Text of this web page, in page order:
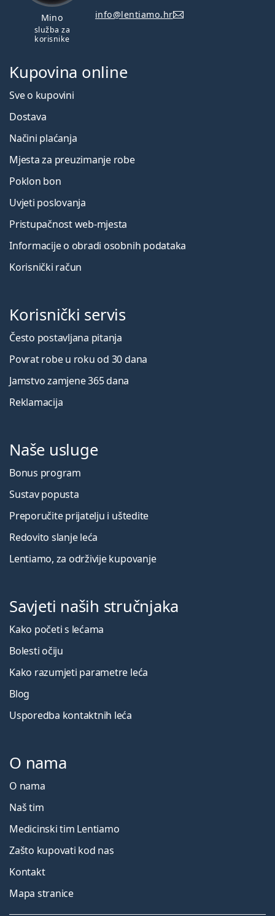
Mino
služba za
korisnike
info@lentiamo.hr
Kupovina online
Sve o kupovini
Dostava
Načini plaćanja
Mjesta za preuzimanje robe
Poklon bon
Uvjeti poslovanja
Pristupačnost web-mjesta
Informacije o obradi osobnih podataka
Korisnički račun
Korisnički servis
Često postavljana pitanja
Povrat robe u roku od 30 dana
Jamstvo zamjene 365 dana
Reklamacija
Naše usluge
Bonus program
Sustav popusta
Preporučite prijatelju i uštedite
Redovito slanje leća
Lentiamo, za održivije kupovanje
Savjeti naših stručnjaka
Kako početi s lećama
Bolesti očiju
Kako razumjeti parametre leća
Blog
Usporedba kontaktnih leća
O nama
O nama
Naš tim
Medicinski tim Lentiamo
Zašto kupovati kod nas
Kontakt
Mapa stranice